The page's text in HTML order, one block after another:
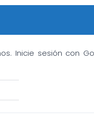
Inicie sesión con